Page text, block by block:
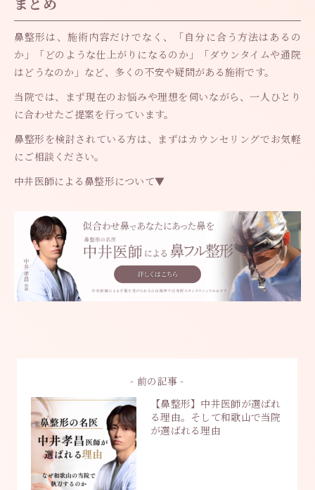
鼻整形は、施術内容だけでなく、「自分に合う方法はあるの
か」「どのような仕上がりになるのか」「ダウンタイムや通院
はどうなのか」など、多くの不安や疑問がある施術です。
当院では、まず現在のお悩みや理想を伺いながら、一人ひとり
に合わせたご提案を行っています。
鼻整形を検討されている方は、まずはカウンセリングでお気軽
にご相談ください。
中井医師による鼻整形について▼
- 前の記事 -
【鼻整形】中井医師が選ばれ
る理由。そして和歌山で当院
が選ばれる理由